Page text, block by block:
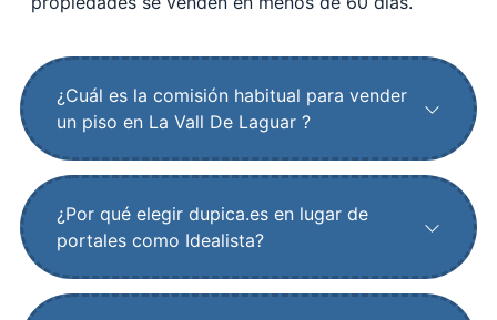
¿Cuál es la comisión habitual para vender
un piso en La Vall De Laguar ?
¿Por qué elegir dupica.es en lugar de
portales como Idealista?